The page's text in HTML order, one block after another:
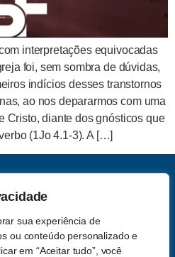
sua experiência de
ou conteúdo personalizado e
em “Aceitar tudo”, você
interpretações equivocadas
foi, sem sombra de dúvidas,
indícios desses transtornos
ao nos depararmos com uma
Cristo, diante dos gnósticos que
(1Jo 4.1-3). A […]
CNPJ: 62.357.060.0001-13
Saber e Fé Teologia LTDA
Política de Privacidade